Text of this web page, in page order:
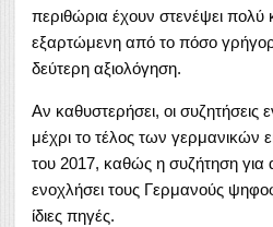
περιθώρια έχουν στενέψει πολύ
εξαρτώμενη από το πόσο
δεύτερη αξιολόγηση.
Αν καθυστερήσει, οι συζητήσεις
μέχρι το τέλος των
του 2017, καθώς η συζήτηση
ενοχλήσει τους Γερμανούς
ίδιες πηγές.